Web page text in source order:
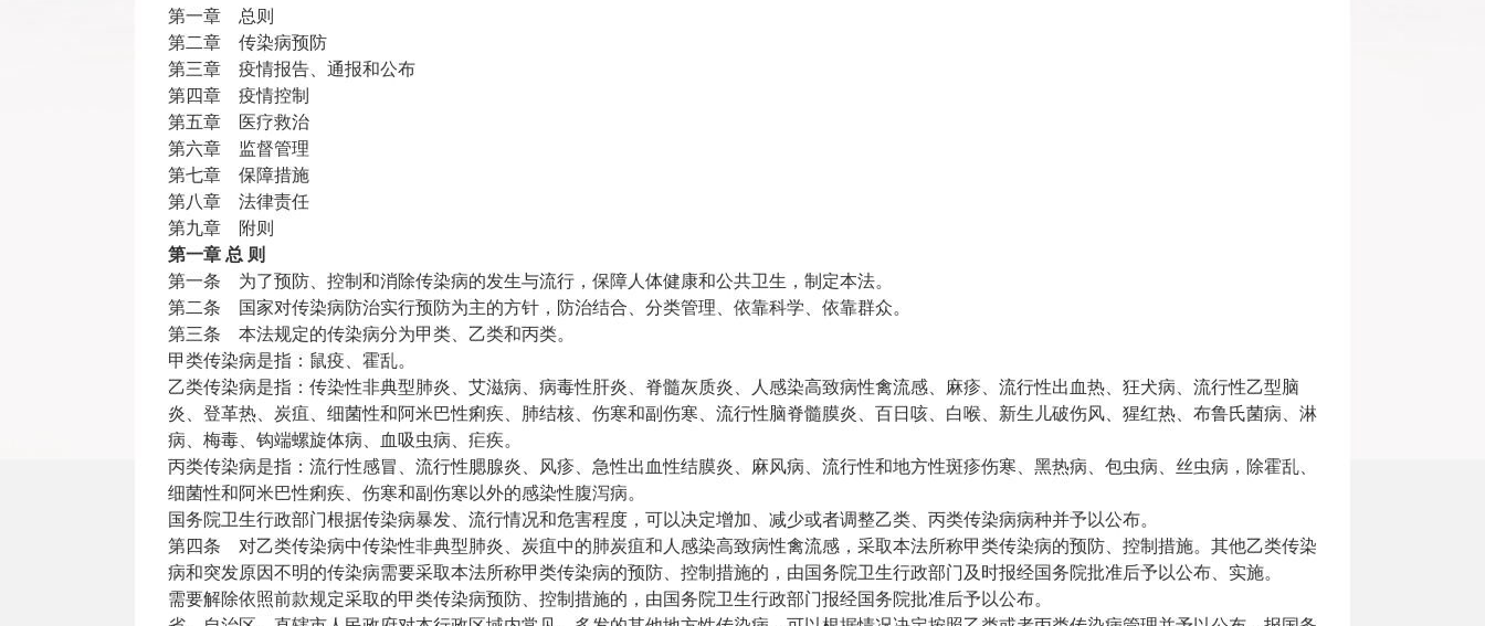
第一章 总则
第二章 传染病预防
第三章 疫情报告、通报和公布
第四章 疫情控制
第五章 医疗救治
第六章 监督管理
第七章 保障措施
第八章 法律责任
第九章 附则
第一章 总 则
第一条 为了预防、控制和消除传染病的发生与流行，保障人体健康和公共卫生，制定本法。
第二条 国家对传染病防治实行预防为主的方针，防治结合、分类管理、依靠科学、依靠群众。
第三条 本法规定的传染病分为甲类、乙类和丙类。
甲类传染病是指：鼠疫、霍乱。
乙类传染病是指：传染性非典型肺炎、艾滋病、病毒性肝炎、脊髓灰质炎、人感染高致病性禽流感、麻疹、流行性出血热、狂犬病、流行性乙型脑
炎、登革热、炭疽、细菌性和阿米巴性痢疾、肺结核、伤寒和副伤寒、流行性脑脊髓膜炎、百日咳、白喉、新生儿破伤风、猩红热、布鲁氏菌病、淋
病、梅毒、钩端螺旋体病、血吸虫病、疟疾。
丙类传染病是指：流行性感冒、流行性腮腺炎、风疹、急性出血性结膜炎、麻风病、流行性和地方性斑疹伤寒、黑热病、包虫病、丝虫病，除霍乱、
细菌性和阿米巴性痢疾、伤寒和副伤寒以外的感染性腹泻病。
国务院卫生行政部门根据传染病暴发、流行情况和危害程度，可以决定增加、减少或者调整乙类、丙类传染病病种并予以公布。
第四条 对乙类传染病中传染性非典型肺炎、炭疽中的肺炭疽和人感染高致病性禽流感，采取本法所称甲类传染病的预防、控制措施。其他乙类传染
病和突发原因不明的传染病需要采取本法所称甲类传染病的预防、控制措施的，由国务院卫生行政部门及时报经国务院批准后予以公布、实施。
需要解除依照前款规定采取的甲类传染病预防、控制措施的，由国务院卫生行政部门报经国务院批准后予以公布。